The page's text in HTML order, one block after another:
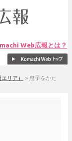
Web広報とは？
リア） > 息子をかた